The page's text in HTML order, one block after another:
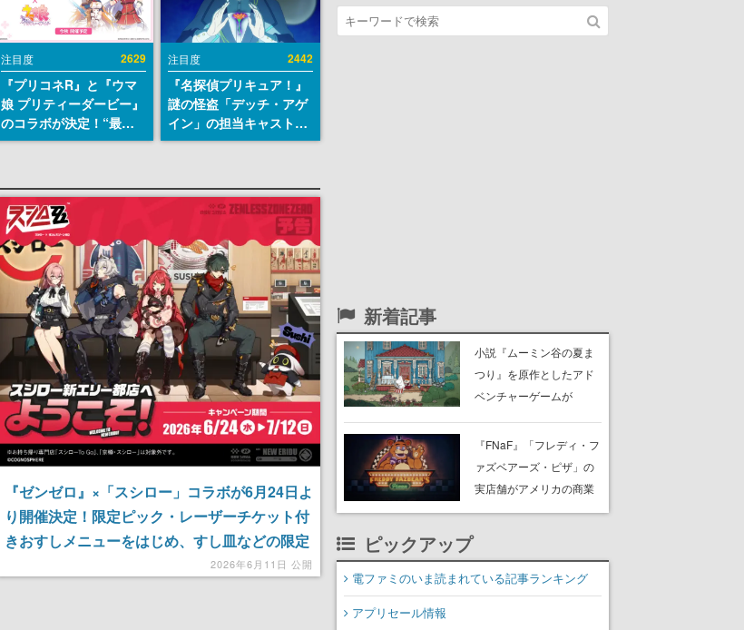
注目度 2629
『プリコネR』と『ウマ
娘 プリティーダービー』
のコラボが決定！“最大
170連無料”の8.5周年キ
注目度 2442
『名探偵プリキュア！』
謎の怪盗「デッチ・アゲ
イン」の担当キャストは
天﨑滉平さんと判明。
『ヒプノシスマイク』山
田三郎役など
『ゼンゼロ』×「スシロー」コラボが6月24日よ
り開催決定！限定ピック・レーザーチケット付
きおすしメニューをはじめ、すし皿などの限定
2026年6月11日 公開
新着記事
小説『ムーミン谷の夏ま
つり』を原作としたアド
ベンチャーゲームが
PC（Steam）向けに2026
年秋発売へ。手描きアー
トの雰囲気が良すぎる最
『FNaF』「フレディ・フ
ァズベアーズ・ピザ」の
実店舗がアメリカの商業
施設「American Dream」
発、食事だけでなくステ
ージショーや没入型のホ
ピックアップ
電ファミのいま読まれている記事ランキング
アプリセール情報